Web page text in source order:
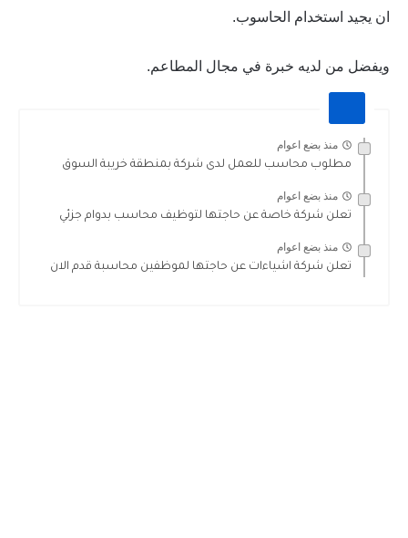
ان يجيد استخدام الحاسوب.
ويفضل من لديه خبرة في مجال المطاعم.
منذ بضع اعوام
مطلوب محاسب للعمل لدى شركة بمنطقة خريبة السوق
منذ بضع اعوام
تعلن شركة خاصة عن حاجتها لتوظيف محاسب بدوام جزئي
منذ بضع اعوام
تعلن شركة اشياءات عن حاجتها لموظفين محاسبة قدم الان